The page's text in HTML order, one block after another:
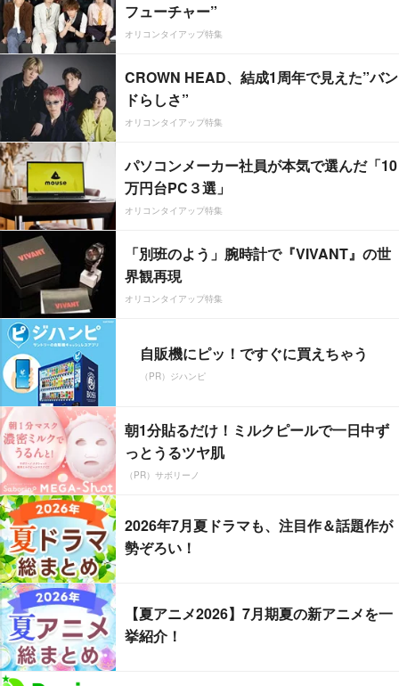
フューチャー”
オリコンタイアップ特集
CROWN HEAD、結成1周年で見えた”バン
ドらしさ”
オリコンタイアップ特集
パソコンメーカー社員が本気で選んだ「10
万円台PC３選」
オリコンタイアップ特集
「別班のよう」腕時計で『VIVANT』の世
界観再現
オリコンタイアップ特集
自販機にピッ！ですぐに買えちゃう
（PR）ジハンピ
朝1分貼るだけ！ミルクピールで一日中ず
っとうるツヤ肌
（PR）サボリーノ
2026年7月夏ドラマも、注目作＆話題作が
勢ぞろい！
【夏アニメ2026】7月期夏の新アニメを一
挙紹介！